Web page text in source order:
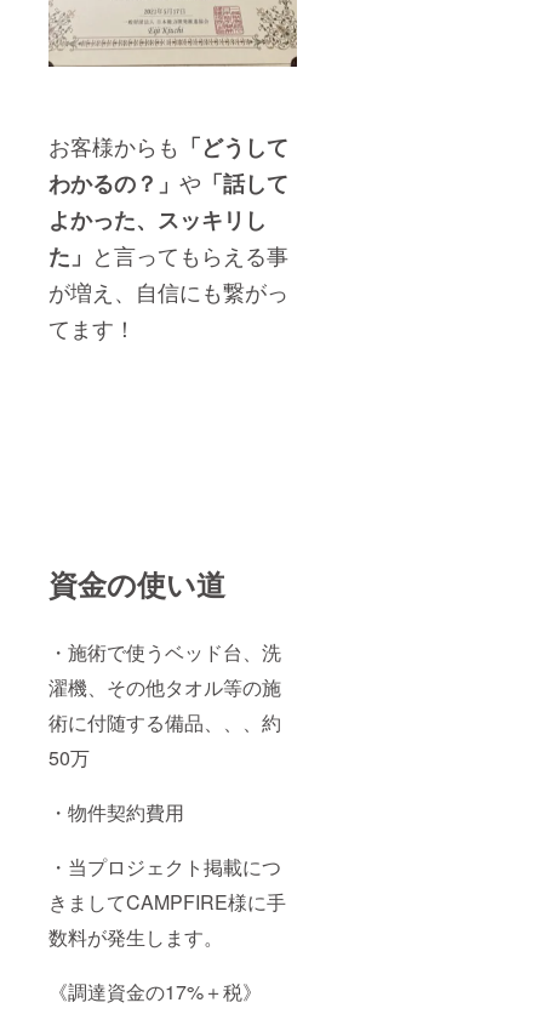
お客様からも 「どうして
わかるの？」 や 「話して
よかった、スッキリし
た」 と言ってもらえる事
が増え、自信にも繋がっ
てます！
資金の使い道
・施術で使うベッド台、洗
濯機、その他タオル等の施
術に付随する備品、、、約
50万
・物件契約費用
・当プロジェクト掲載につ
きましてCAMPFIRE様に手
数料が発生します。
《調達資金の17%＋税》